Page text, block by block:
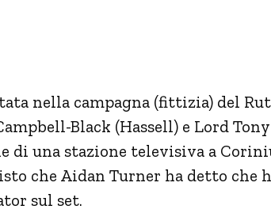
nella campagna (fittizia) del
Black (Hassell) e Lord
di una stazione televisiva a
che Aidan Turner ha detto che
sul set.